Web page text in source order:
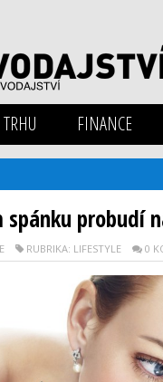
TRHU FINANCE
spánku probudí
RUBRIKA: LIFESTYLE 0